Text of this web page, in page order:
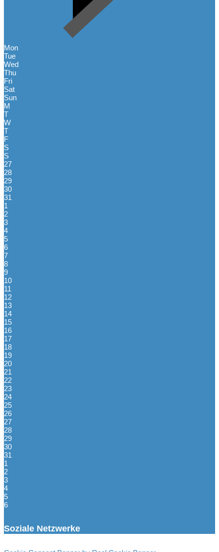
Mon
Tue
Wed
Thu
Fri
Sat
Sun
M
T
W
T
F
S
S
27
28
29
30
31
1
2
3
4
5
6
7
8
9
10
11
12
13
14
15
16
17
18
19
20
21
22
23
24
25
26
27
28
29
30
31
1
2
3
4
5
6
Soziale Netzwerke